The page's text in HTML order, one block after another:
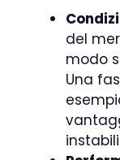
del
modo
Una